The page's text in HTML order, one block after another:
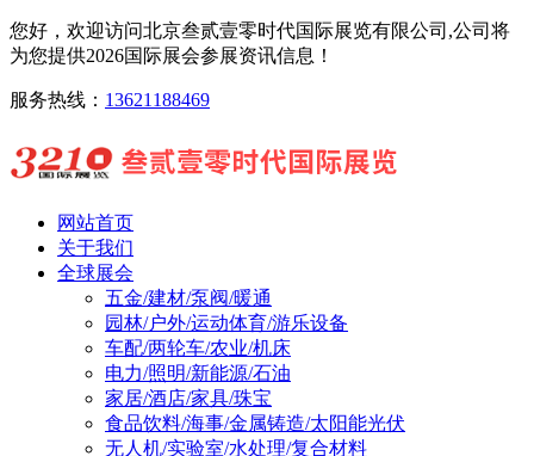
您好，欢迎访问北京叁贰壹零时代国际展览有限公司,公司将
为您提供2026国际展会参展资讯信息！
服务热线： 13621188469
网站首页
关于我们
全球展会
五金/建材/泵阀/暖通
园林/户外/运动体育/游乐设备
车配/两轮车/农业/机床
电力/照明/新能源/石油
家居/酒店/家具/珠宝
食品饮料/海事/金属铸造/太阳能光伏
无人机/实验室/水处理/复合材料